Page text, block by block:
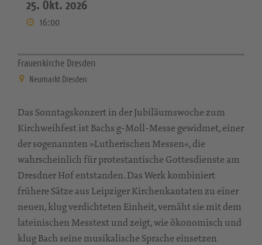
25. Okt. 2026
16:00
Frauenkirche Dresden
Neumarkt Dresden
Das Sonntagskonzert in der Jubiläumswoche zum
Kirchweihfest ist Bachs g-Moll-Messe gewidmet, einer
der sogenannten »Lutherischen Messen«, die
wahrscheinlich für protestantische Gottesdienste am
Dresdner Hof entstanden. Das Werk kombiniert
frühere Sätze aus Leipziger Kirchenkantaten zu einer
neuen, klug verdichteten Einheit, vernäht sie mit dem
lateinischen Messtext und zeigt, wie ökonomisch und
klug Bach seine musikalische Sprache einsetzen